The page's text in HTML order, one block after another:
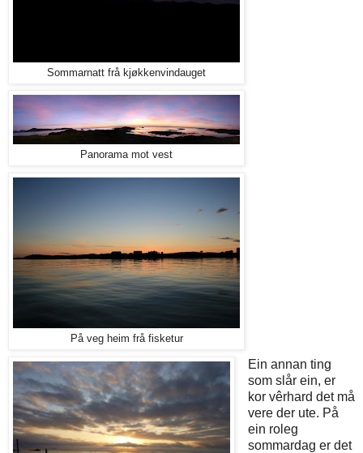
Sommarnatt frå kjøkkenvindauget
Panorama mot vest
På veg heim frå fisketur
Ein annan ting
som slår ein, er
kor vêrhard det må
vere der ute. På
ein roleg
sommardag er det